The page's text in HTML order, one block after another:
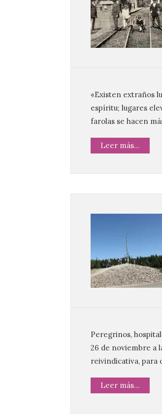
«Existen extraños
espíritu; lugares
farolas se hacen
Leer más...
Peregrinos,
26 de noviembre a
reivindicativa, para
Leer más...